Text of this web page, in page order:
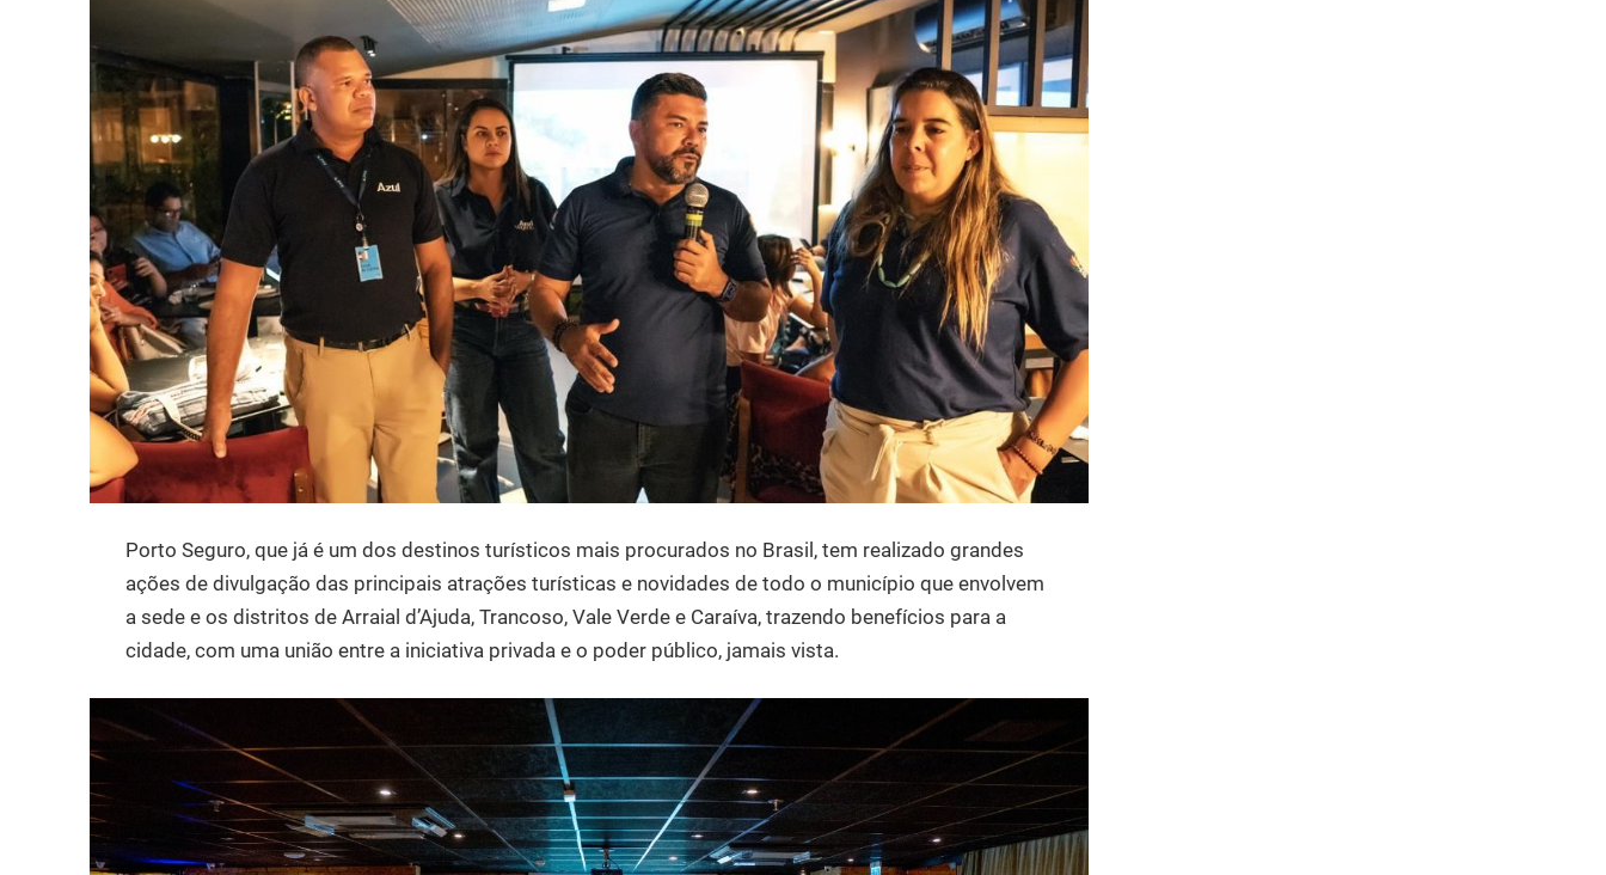
Porto Seguro, que já é um dos destinos turísticos mais procurados no Brasil, tem realizado grandes
ações de divulgação das principais atrações turísticas e novidades de todo o município que envolvem
a sede e os distritos de Arraial d’Ajuda, Trancoso, Vale Verde e Caraíva, trazendo benefícios para a
cidade, com uma união entre a iniciativa privada e o poder público, jamais vista.